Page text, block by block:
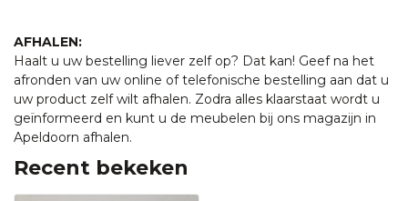
AFHALEN:
Haalt u uw bestelling liever zelf op? Dat kan! Geef na het
afronden van uw online of telefonische bestelling aan dat u
uw product zelf wilt afhalen. Zodra alles klaarstaat wordt u
geïnformeerd en kunt u de meubelen bij ons magazijn in
Apeldoorn afhalen.
Recent bekeken